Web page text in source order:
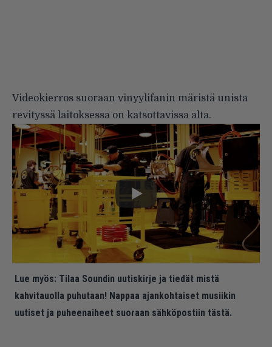
Videokierros suoraan vinyylifanin märistä unista
revityssä laitoksessa on katsottavissa alta.
Lue myös: Tilaa Soundin uutiskirje ja tiedät mistä
kahvitauolla puhutaan! Nappaa ajankohtaiset musiikin
uutiset ja puheenaiheet suoraan sähköpostiin tästä.